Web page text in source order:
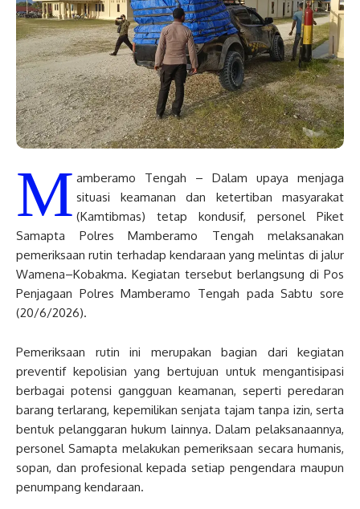
M amberamo Tengah – Dalam upaya menjaga
situasi keamanan dan ketertiban masyarakat
(Kamtibmas) tetap kondusif, personel Piket
Samapta Polres Mamberamo Tengah melaksanakan
pemeriksaan rutin terhadap kendaraan yang melintas di jalur
Wamena–Kobakma. Kegiatan tersebut berlangsung di Pos
Penjagaan Polres Mamberamo Tengah pada Sabtu sore
(20/6/2026).
Pemeriksaan rutin ini merupakan bagian dari kegiatan
preventif kepolisian yang bertujuan untuk mengantisipasi
berbagai potensi gangguan keamanan, seperti peredaran
barang terlarang, kepemilikan senjata tajam tanpa izin, serta
bentuk pelanggaran hukum lainnya. Dalam pelaksanaannya,
personel Samapta melakukan pemeriksaan secara humanis,
sopan, dan profesional kepada setiap pengendara maupun
penumpang kendaraan.